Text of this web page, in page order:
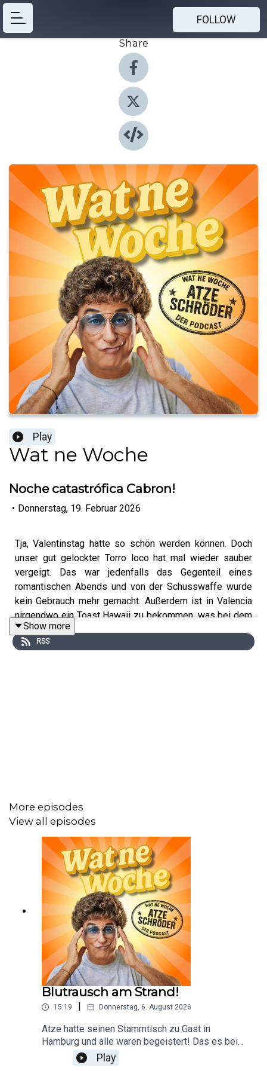
FOLLOW
Share
Play
Wat ne Woche
Noche catastrófica Cabron!
• Donnerstag, 19. Februar 2026
Tja, Valentinstag hätte so schön werden können. Doch
unser gut gelockter Torro loco hat mal wieder sauber
vergeigt. Das war jedenfalls das Gegenteil eines
romantischen Abends und von der Schusswaffe wurde
kein Gebrauch mehr gemacht. Außerdem ist in Valencia
nirgendwo ein Toast Hawaii zu bekommen, was bei dem
Riesenangebot an Paella nicht besonders ins Gewicht
fällt. Da fragt sich Atze natürlich: Wäre ich besser nach
Show more
RSS
More episodes
View all episodes
Blutrausch am Strand!
15:19 Donnerstag, 6. August 2026
Atze hatte seinen Stammtisch zu Gast in
Hamburg und alle waren begeistert! Das es bei
diesem durstigen Gemetzel auch zu Opfern
kommen kann, ist von vornherein mit eingepreist.
Play